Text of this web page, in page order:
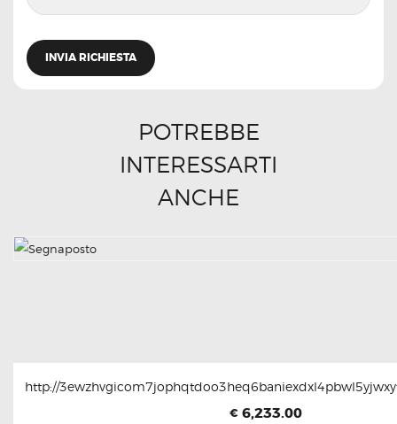
POTREBBE
INTERESSARTI
ANCHE
http://
€ 6,233.00